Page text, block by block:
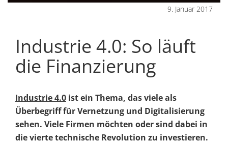
9. Januar 2017
Industrie 4.0: So läuft
die Finanzierung
Industrie 4.0 ist ein Thema, das viele als
Überbegriff für Vernetzung und Digitalisierung
sehen. Viele Firmen möchten oder sind dabei in
die vierte technische Revolution zu investieren.